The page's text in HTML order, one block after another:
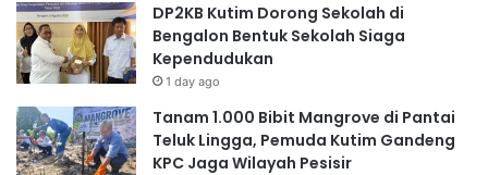
DP2KB Kutim Dorong Sekolah di
Bengalon Bentuk Sekolah Siaga
Kependudukan
1 day ago
Tanam 1.000 Bibit Mangrove di Pantai
Teluk Lingga, Pemuda Kutim Gandeng
KPC Jaga Wilayah Pesisir